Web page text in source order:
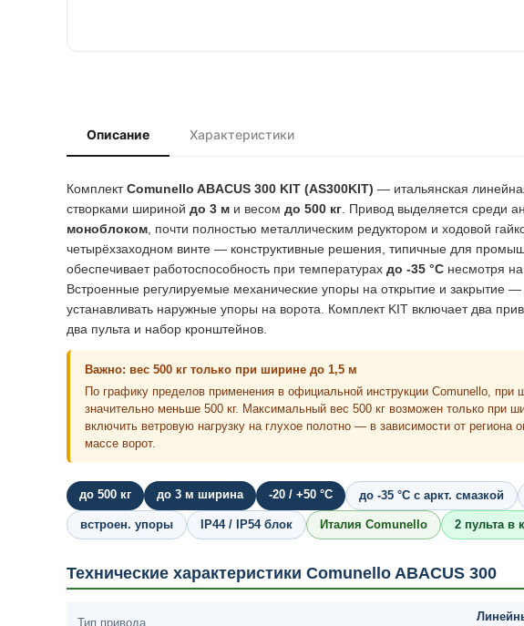
Описание Характеристики
КомплектComunello ABACUS 300 KIT (AS300KIT) — итальянская
створками шириной до 3 м и весом до 500 кг . Привод выделяется среди
моноблоком , почти полностью металлическим редуктором и ходовой
четырёхзаходном винте — конструктивные решения, типичные для
обеспечивает работоспособность при температурах до -35 °C несмотря
Встроенные регулируемые механические упоры на открытие и закрытие
устанавливать наружные упоры на ворота. Комплект KIT включает два
два пульта и набор кронштейнов.
Важно: вес 500 кг только при ширине до 1,5 м
По графику пределов применения в официальной инструкции Comunello, при
значительно меньше 500 кг. Максимальный вес 500 кг возможен только при
включить ветровую нагрузку на глухое полотно — в зависимости от региона
массе ворот.
до 500 кг до 3 м ширина -20 / +50 °C до -35 °C с аркт. смазкой
встроен. упоры IP44 / IP54 блок Италия Comunello 2 пульта в
Технические характеристики Comunello ABACUS 300
Тип привода